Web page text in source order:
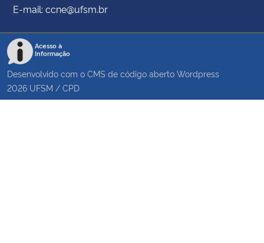
E-mail: ccne@ufsm.br
Acesso à
Informação
Desenvolvido com o CMS de código aberto Wordpress
2026 UFSM / CPD